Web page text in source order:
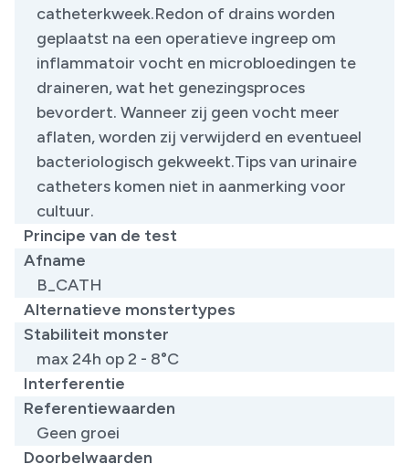
catheterkweek.Redon of drains worden
geplaatst na een operatieve ingreep om
inflammatoir vocht en microbloedingen te
draineren, wat het genezingsproces
bevordert. Wanneer zij geen vocht meer
aflaten, worden zij verwijderd en eventueel
bacteriologisch gekweekt.Tips van urinaire
catheters komen niet in aanmerking voor
cultuur.
Principe van de test
Afname
B_CATH
Alternatieve monstertypes
Stabiliteit monster
max 24h op 2 - 8°C
Interferentie
Referentiewaarden
Geen groei
Doorbelwaarden